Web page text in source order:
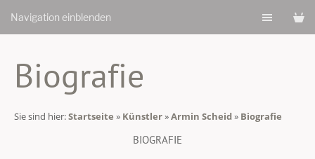
Navigation einblenden
Biografie
Sie sind hier:Startseite » Künstler»Armin Scheid» Biografie
BIOGRAFIE